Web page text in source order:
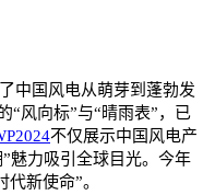
中国风电从萌芽到蓬勃发
“风向标”与“晴雨表”，已
不仅展示中国风电产
魅力吸引全球目光。今年
新使命”。